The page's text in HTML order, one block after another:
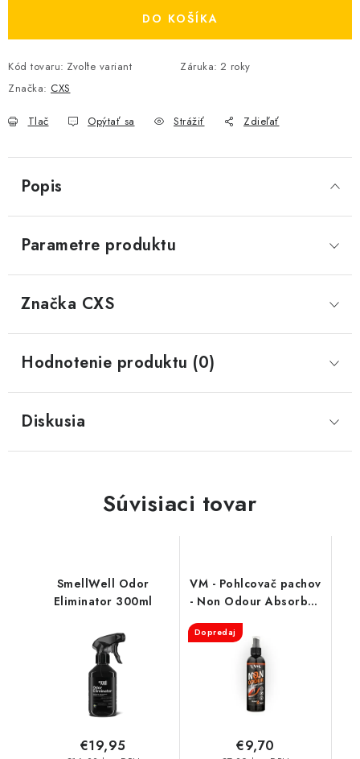
DO KOŠÍKA
Kód tovaru: Zvoľte variant Záruka: 2 roky
Značka: CXS
Tlač Opýtať sa Strážiť Zdieľať
Popis
Parametre produktu
Značka CXS
Hodnotenie produktu (0)
Diskusia
Súvisiaci tovar
SmellWell Odor
Eliminator 300ml
€19,95
VM - Pohlcovač pachov
- Non Odour Absorber
3501
Dopredaj
€9,70